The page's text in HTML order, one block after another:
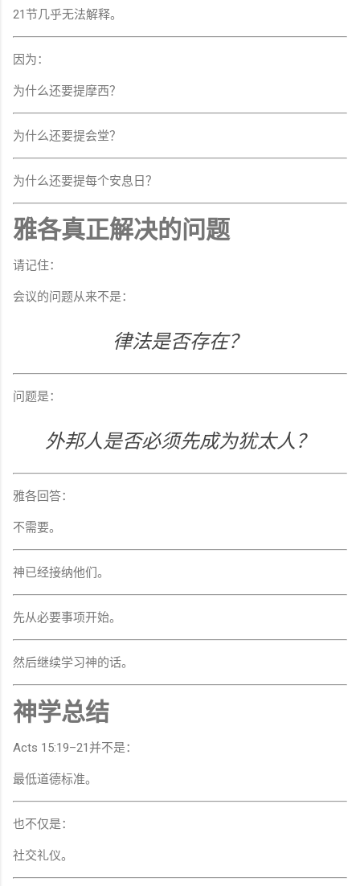
21节几乎无法解释。
因为：
为什么还要提摩西？
为什么还要提会堂？
为什么还要提每个安息日？
雅各真正解决的问题
请记住：
会议的问题从来不是：
律法是否存在？
问题是：
外邦人是否必须先成为犹太人？
雅各回答：
不需要。
神已经接纳他们。
先从必要事项开始。
然后继续学习神的话。
神学总结
Acts 15:19–21并不是：
最低道德标准。
也不仅是：
社交礼仪。